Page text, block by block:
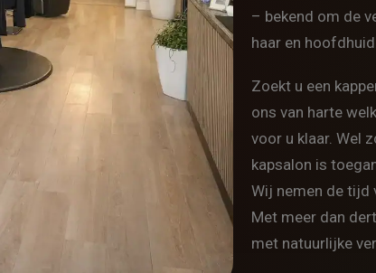
– bekend om de
haar en hoofdhuid.
Zoekt u een
ons van harte
voor u klaar. Wel
kapsalon is
Wij nemen de tijd
Met meer dan
met natuurlijke